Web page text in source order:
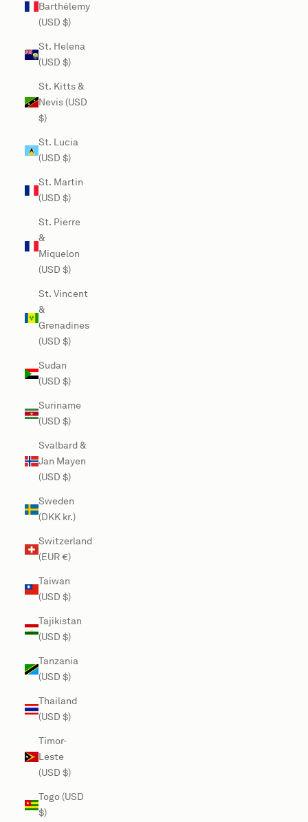
Barthélemy
(USD $)
St. Helena
(USD $)
St. Kitts &
Nevis (USD
$)
St. Lucia
(USD $)
St. Martin
(USD $)
St. Pierre
&
Miquelon
(USD $)
St. Vincent
&
Grenadines
(USD $)
Sudan
(USD $)
Suriname
(USD $)
Svalbard &
Jan Mayen
(USD $)
Sweden
(DKK kr.)
Switzerland
(EUR €)
Taiwan
(USD $)
Tajikistan
(USD $)
Tanzania
(USD $)
Thailand
(USD $)
Timor-
Leste
(USD $)
Togo (USD
$)